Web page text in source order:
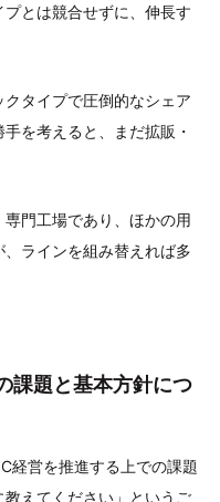
とは競合せずに、伸長す
タイプで圧倒的なシェア
を考えると、まだ拡販・
門工場であり、ほかの用
ラインを組み替えれば多
課題と基本方針につ
経営を推進する上での課題
えてください」というご